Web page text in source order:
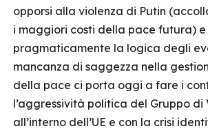
opporsi alla violenza di Putin
i maggiori costi della pace futura) e
pragmaticamente la logica degli
mancanza di saggezza nella
della pace ci porta oggi a fare i
l’aggressività politica del Gruppo di
all’interno dell’UE e con la crisi